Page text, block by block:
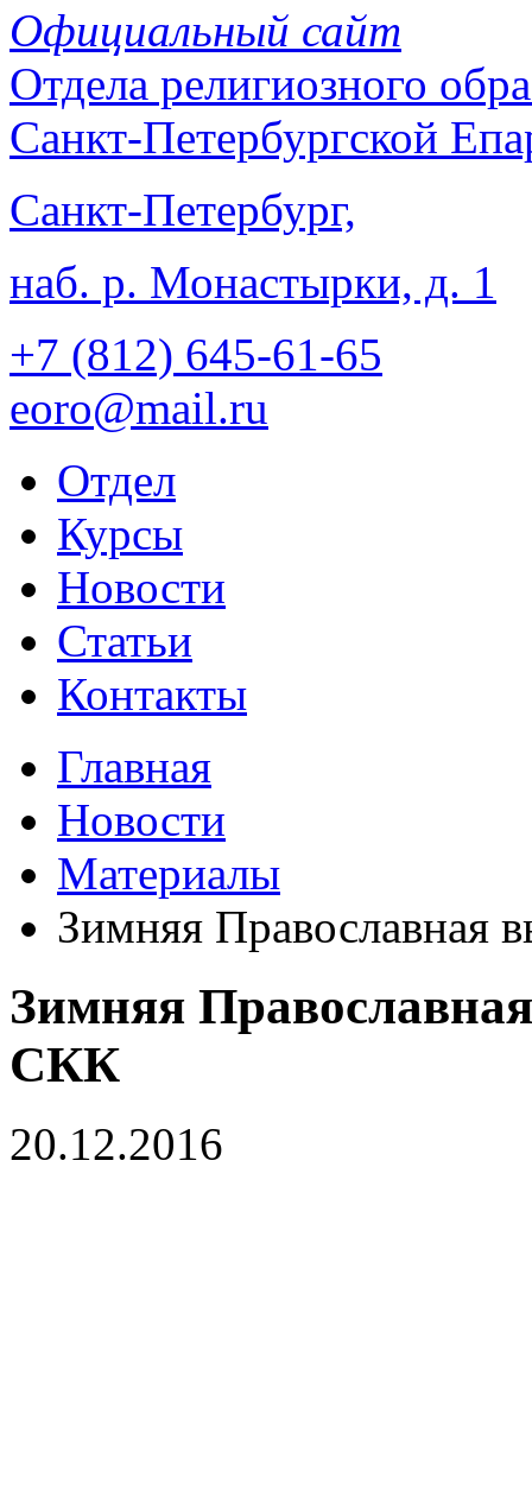
Официальный сайт
Отдела религиозного
Санкт-Петербургской
Санкт-Петербург,
наб. р. Монастырки, д. 1
+7 (812) 645-61-65
eoro@mail.ru
Отдел
Курсы
Новости
Статьи
Контакты
Главная
Новости
Материалы
Зимняя Православная
Зимняя
СКК
20.12.2016